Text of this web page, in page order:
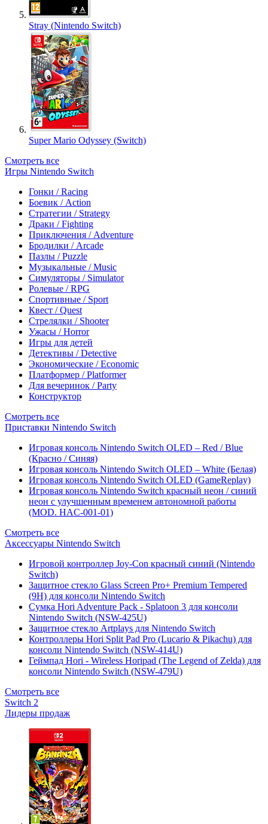
Stray (Nintendo Switch)
Super Mario Odyssey (Switch)
Смотреть все
Игры Nintendo Switch
Гонки / Racing
Боевик / Action
Стратегии / Strategy
Драки / Fighting
Приключения / Adventure
Бродилки / Arcade
Пазлы / Puzzle
Музыкальные / Music
Симуляторы / Simulator
Ролевые / RPG
Спортивные / Sport
Квест / Quest
Стрелялки / Shooter
Ужасы / Horror
Игры для детей
Детективы / Detective
Экономические / Economic
Платформер / Platformer
Для вечеринок / Party
Конструктор
Смотреть все
Приставки Nintendo Switch
Игровая консоль Nintendo Switch OLED – Red / Blue
(Красно / Синяя)
Игровая консоль Nintendo Switch OLED – White (Белая)
Игровая консоль Nintendo Switch OLED (GameReplay)
Игровая консоль Nintendo Switch красный неон / синий
неон с улучшенным временем автономной работы
(MOD. HAC-001-01)
Смотреть все
Аксессуары Nintendo Switch
Игровой контроллер Joy-Con красный синий (Nintendo
Switch)
Защитное стекло Glass Screen Pro+ Premium Tempered
(9H) для консоли Nintendo Switch
Сумка Hori Adventure Pack - Splatoon 3 для консоли
Nintendo Switch (NSW-425U)
Защитное стекло Artplays для Nintendo Switch
Контроллеры Hori Split Pad Pro (Lucario & Pikachu) для
консоли Nintendo Switch (NSW-414U)
Геймпад Hori - Wireless Horipad (The Legend of Zelda) для
консоли Nintendo Switch (NSW-479U)
Смотреть все
Switch 2
Лидеры продаж